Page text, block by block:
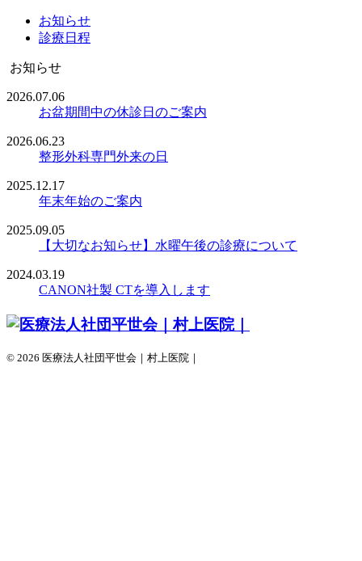
お知らせ
診療日程
お知らせ
2026.07.06
お盆期間中の休診日のご案内
2026.06.23
整形外科専門外来の日
2025.12.17
年末年始のご案内
2025.09.05
【大切なお知らせ】水曜午後の診療について
2024.03.19
CANON社製 CTを導入します
© 2026 医療法人社団平世会｜村上医院｜